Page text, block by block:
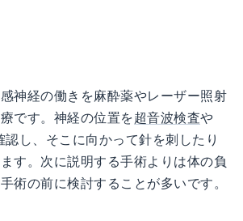
神経の働きを麻酔薬やレーザー照射
です。神経の位置を超音波検査や
認し、そこに向かって針を刺したり
す。次に説明する手術よりは体の負
術の前に検討することが多いです。